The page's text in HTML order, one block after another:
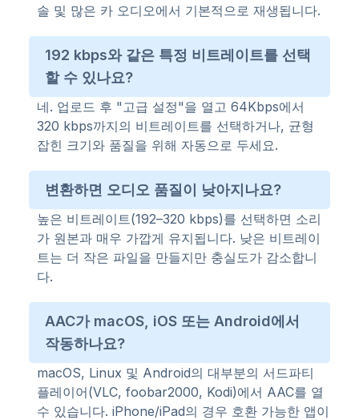
솔 및 많은 카 오디오에서 기본적으로 재생됩니다.
192 kbps와 같은 특정 비트레이트를 선택
할 수 있나요?
네. 업로드 후 "고급 설정"을 열고 64Kbps에서
320 kbps까지의 비트레이트를 선택하거나, 균형
잡힌 크기와 품질을 위해 자동으로 두세요.
변환하면 오디오 품질이 낮아지나요?
높은 비트레이트(192–320 kbps)를 선택하면 소리
가 원본과 매우 가깝게 유지됩니다. 낮은 비트레이
트는 더 작은 파일을 만들지만 충실도가 감소합니
다.
AAC가 macOS, iOS 또는 Android에서
작동하나요?
macOS, Linux 및 Android의 대부분의 서드파티
플레이어(VLC, foobar2000, Kodi)에서 AAC를 열
수 있습니다. iPhone/iPad의 경우 호환 가능한 앱이